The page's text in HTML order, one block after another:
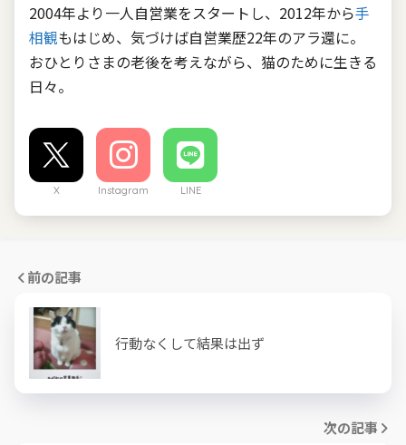
2004年より一人自営業をスタートし、2012年から手
相観もはじめ、気づけば自営業歴22年のアラ還に。
おひとりさまの老後を考えながら、猫のために生きる
日々。
X Instagram LINE
前の記事
行動なくして結果は出ず
次の記事